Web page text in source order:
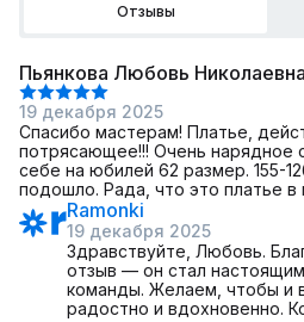
Отзывы
Пьянкова Любовь Николаевна
19 декабря 2025
Спасибо мастерам! Платье,
потрясающее!!! Очень нарядное
себе на юбилей 62 размер. 155-
подошло. Рада, что это платье
Ramonki
19 декабря 2025
Здравствуйте, Любовь.
отзыв — он стал
команды. Желаем, чтобы и
радостно и вдохновенно.